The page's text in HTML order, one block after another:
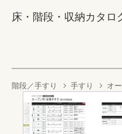
床・階段・収納カタロ
階段／手すり 手すり オ